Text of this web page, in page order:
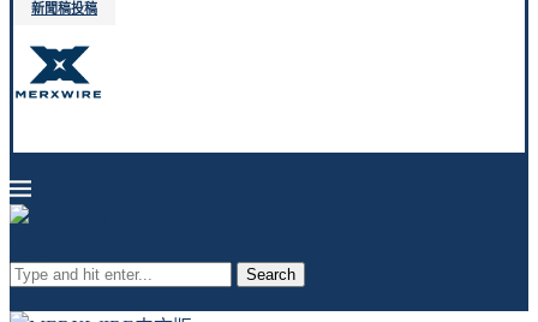
新聞稿投稿
Search